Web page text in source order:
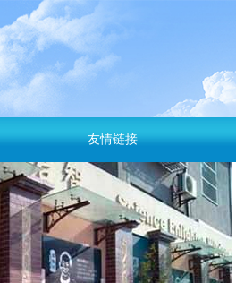
友情链接